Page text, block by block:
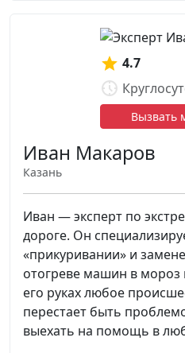
4.7
Вызвать
Иван Макаров
Казань
Иван — эксперт по
дороге. Он
«прикуривании» и
отогреве машин в мороз
его руках любое
перестает быть
выехать на помощь в